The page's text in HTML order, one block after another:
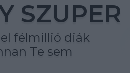
SZUPER
félmillió diák
Te sem